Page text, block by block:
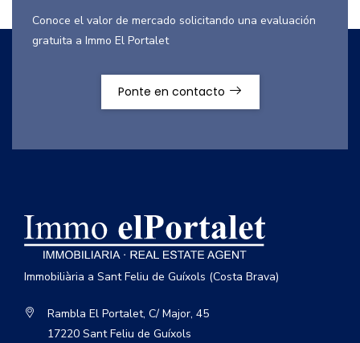
Conoce el valor de mercado solicitando una evaluación
gratuita a Immo El Portalet
Ponte en contacto
Immobiliària a Sant Feliu de Guíxols (Costa Brava)
Rambla El Portalet, C/ Major, 45
17220 Sant Feliu de Guíxols